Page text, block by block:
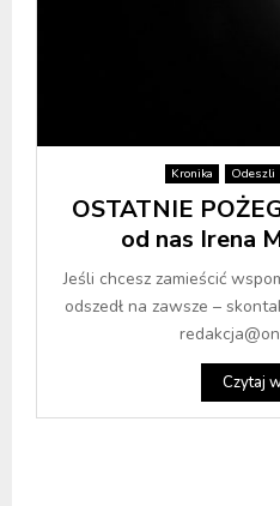
Kronika Odeszli
OSTATNIE
od nas Irena
Jeśli chcesz zamieścić
odszedł na zawsze –
Czytaj